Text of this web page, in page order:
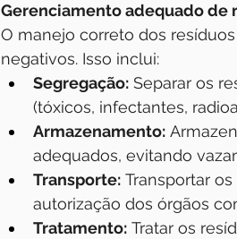
Gerenciamento adequado de
O manejo correto dos
negativos. Isso inclui:
Segregação: Separar os
(tóxicos, infectantes,
Armazenamento:
adequados, evitando
Transporte: Transportar
autorização dos órgãos
Tratamento: Tratar os